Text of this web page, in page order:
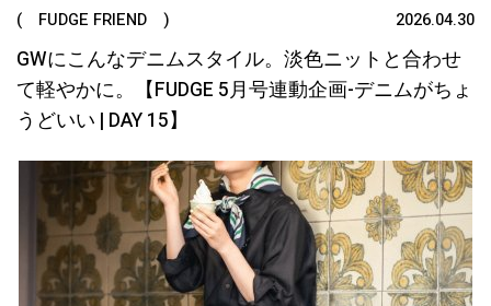
( FUDGE FRIEND ) 2026.04.30
GWにこんなデニムスタイル。淡色ニットと合わせ
て軽やかに。【FUDGE 5月号連動企画-デニムがちょ
うどいい | DAY 15】